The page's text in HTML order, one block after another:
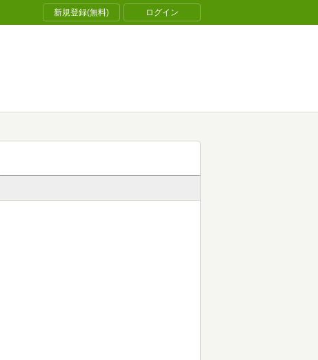
新規登録(無料) ログイン